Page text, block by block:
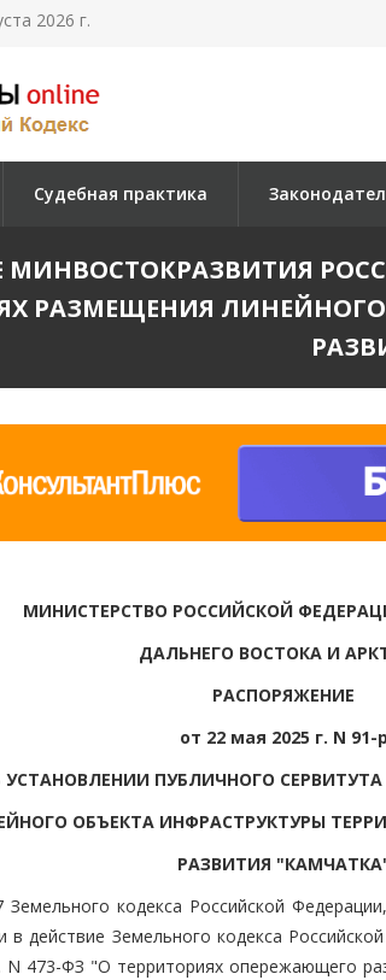
2026 г.
Судебная практика
РАЗМЕЩЕНИЯ
МИНИСТЕРСТВО РОССИЙСКОЙ
ДАЛЬНЕГО ВОСТОКА И
РАСПОРЯЖЕНИЕ
от 22 мая 2025 г. N 91-р
УСТАНОВЛЕНИИ ПУБЛИЧНОГО
ОБЪЕКТА ИНФРАСТРУКТУРЫ
РАЗВИТИЯ
Земельного кодекса Российской
в действие Земельного кодекса
N 473-ФЗ "О территориях опережающего